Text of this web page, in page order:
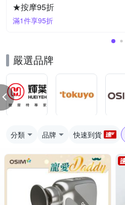
★按摩95折
滿1件享95折
嚴選品牌
分類 品牌 快速到貨